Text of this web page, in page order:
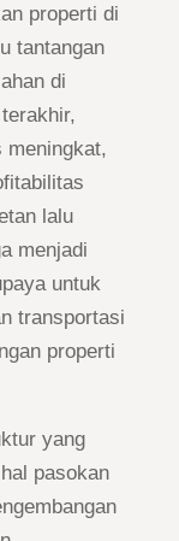
properti di
tantangan
di
meningkat,
lalu
menjadi
untuk
transportasi
properti
yang
pasokan